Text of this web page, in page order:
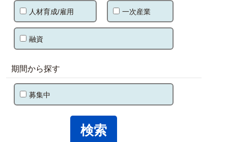
人材育成/雇用 一次産業
融資
期間から探す
募集中